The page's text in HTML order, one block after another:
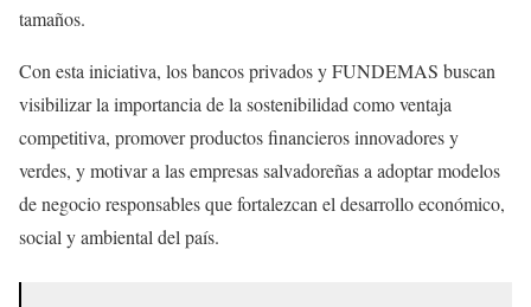
tamaños.
Con esta iniciativa, los bancos privados y FUNDEMAS buscan
visibilizar la importancia de la sostenibilidad como ventaja
competitiva, promover productos financieros innovadores y
verdes, y motivar a las empresas salvadoreñas a adoptar modelos
de negocio responsables que fortalezcan el desarrollo económico,
social y ambiental del país.